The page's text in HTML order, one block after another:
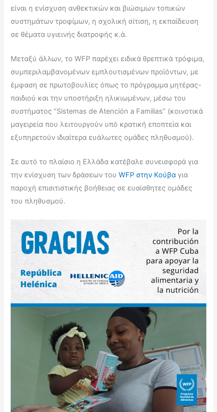
είναι η ενίσχυση ανθεκτικών και βιώσιμων τοπικών
συστημάτων τροφίμων, η σχολική σίτιση, η εκπαίδευση
σε θέματα υγιεινής διατροφής κ.ά.
Μεταξύ άλλων, το WFP παρέχει ειδικά θρεπτικά τρόφιμα,
συμπεριλαμβανομένων εμπλουτισμένων προϊόντων, με
έμφαση σε πρωτοβουλίες όπως το πρόγραμμα μητέρας-
παιδιού και την υποστήριξη ηλικιωμένων, μέσω του
συστήματος “Sistemas de Atención a Familias” (κοινοτικά
μαγειρεία που λειτουργούν υπό κρατική εποπτεία και
εξυπηρετούν ιδιαίτερα ευάλωτες ομάδες πληθυσμού).
Σε αυτό το πλαίσιο η Ελλάδα κατέβαλε συνεισφορά για
την ενίσχυση των δράσεων τουWFP στην Κούβα για
παροχή επισιτιστικής βοήθειας σε ευαίσθητες ομάδες
του πληθυσμού.